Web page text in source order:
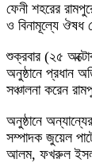
ফেনী শহরের
ও বিনামূল্যে ঔষধ
শুক্রবার (২৫
অনুষ্ঠানে প্রধান
সঞ্চালনা করেন
অনুষ্ঠানে
সম্পাদক জুয়েল
আলম, ফখরুল